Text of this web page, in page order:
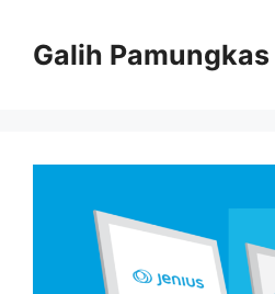
Galih Pamungkas